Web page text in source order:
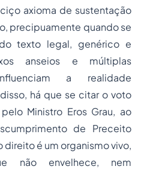
axioma de sustentação
precipuamente quando se
texto legal, genérico e
anseios e múltiplas
a realidade
há que se citar o voto
Ministro Eros Grau, ao
de Preceito
direito é um organismo vivo,
não envelhece, nem